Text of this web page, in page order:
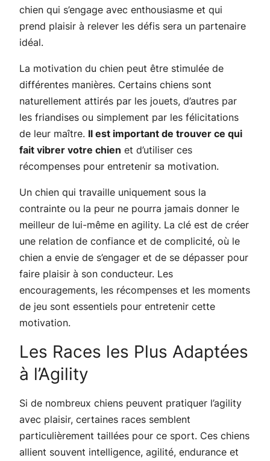
chien qui s’engage avec enthousiasme et qui
prend plaisir à relever les défis sera un partenaire
idéal.
La motivation du chien peut être stimulée de
différentes manières. Certains chiens sont
naturellement attirés par les jouets, d’autres par
les friandises ou simplement par les félicitations
de leur maître. Il est important de trouver ce qui
fait vibrer votre chien et d’utiliser ces
récompenses pour entretenir sa motivation.
Un chien qui travaille uniquement sous la
contrainte ou la peur ne pourra jamais donner le
meilleur de lui-même en agility. La clé est de créer
une relation de confiance et de complicité, où le
chien a envie de s’engager et de se dépasser pour
faire plaisir à son conducteur. Les
encouragements, les récompenses et les moments
de jeu sont essentiels pour entretenir cette
motivation.
Les Races les Plus Adaptées
à l’Agility
Si de nombreux chiens peuvent pratiquer l’agility
avec plaisir, certaines races semblent
particulièrement taillées pour ce sport. Ces chiens
allient souvent intelligence, agilité, endurance et